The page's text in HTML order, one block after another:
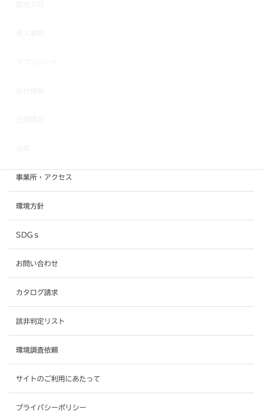
事業所・アクセス
環境方針
SDGｓ
お問い合わせ
カタログ請求
該非判定リスト
環境調査依頼
サイトのご利用にあたって
プライバシーポリシー